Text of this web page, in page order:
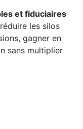
et fiduciaires
les silos
gagner en
sans multiplier